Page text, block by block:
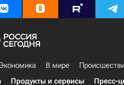
В мире
Продукты и сервисы Пресс-